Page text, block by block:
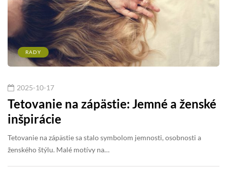
RADY
2025-10-17
Tetovanie na zápästie: Jemné a ženské
inšpirácie
Tetovanie na zápästie sa stalo symbolom jemnosti, osobnosti a
ženského štýlu. Malé motívy na…